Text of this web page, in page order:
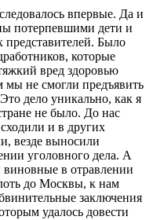
впервые. Да и
потерпевшими дети и
представителей. Было
которые
вред здоровью
мы не смогли предъявить
дело уникально, как я
не было. До нас
и в других
везде выносили
уголовного дела. А
виновные в отравлении
до Москвы, к нам
заключения
удалось довести